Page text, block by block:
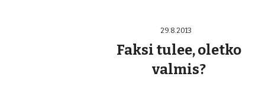
29.8.2013
Faksi tulee, oletko
valmis?